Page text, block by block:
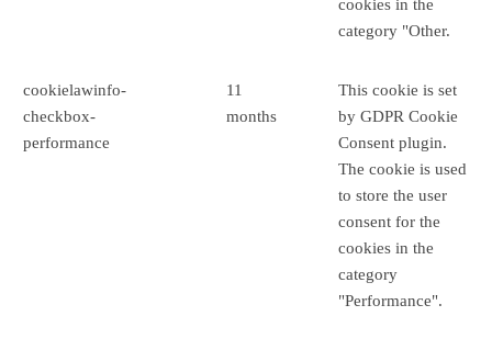
cookies in the
category "Other.
cookielawinfo-
checkbox-
performance
11
months
This cookie is set
by GDPR Cookie
Consent plugin.
The cookie is used
to store the user
consent for the
cookies in the
category
"Performance".